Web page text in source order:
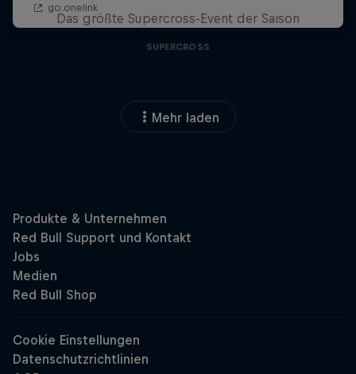
Das größte Supercross-Event der Saison
SUPERCROSS
Mehr laden